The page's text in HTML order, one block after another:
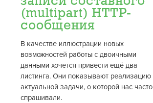
(multipart) HTTP-
сообщения
В качестве иллюстрации новых
возможностей работы с двоичными
данными хочется привести ещё два
листинга. Они показывают реализацию
актуальной задачи, о которой нас часто
спрашивали.